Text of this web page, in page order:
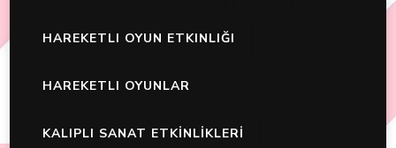
HAREKETLI OYUN ETKINLIĞI
HAREKETLI OYUNLAR
KALIPLI SANAT ETKİNLİKLERİ